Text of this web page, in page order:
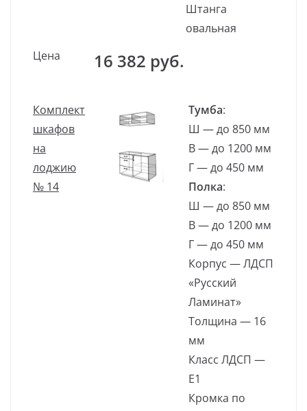
Штанга
овальная
Цена
16 382 руб.
Комплект
шкафов
на
лоджию
№ 14
Тумба:
Ш — до 850 мм
В — до 1200 мм
Г — до 450 мм
Полка:
Ш — до 850 мм
В — до 1200 мм
Г — до 450 мм
Корпус — ЛДСП
«Русский
Ламинат»
Толщина — 16
мм
Класс ЛДСП —
Е1
Кромка по